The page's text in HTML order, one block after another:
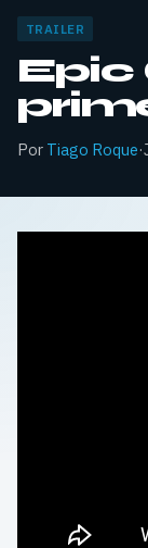
TRAILER
Epic
Por Tiago Roque·